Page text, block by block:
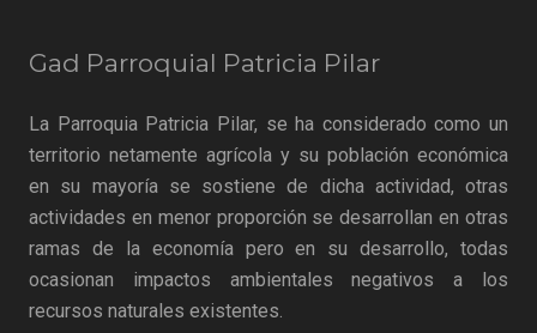
Gad Parroquial Patricia Pilar
La Parroquia Patricia Pilar, se ha considerado como un
territorio netamente agrícola y su población económica
en su mayoría se sostiene de dicha actividad, otras
actividades en menor proporción se desarrollan en otras
ramas de la economía pero en su desarrollo, todas
ocasionan impactos ambientales negativos a los
recursos naturales existentes.